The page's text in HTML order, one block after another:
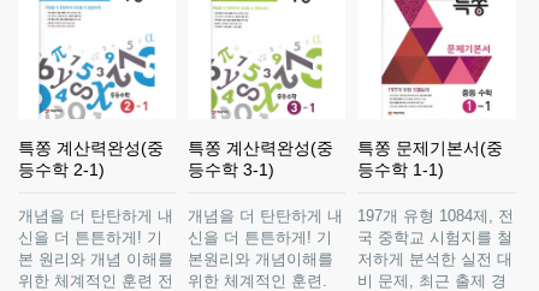
특쫑 계산력완성(중
등수학 2-1)
개념을 더 탄탄하게 내
신을 더 튼튼하게! 기
본 원리와 개념 이해를
위한 체계적인 훈련 전
특쫑 계산력완성(중
등수학 3-1)
개념을 더 탄탄하게 내
신을 더 튼튼하게! 기
본원리와 개념이해를
위한 체계적인 훈련.
특쫑 문제기본서(중
등수학 1-1)
197개 유형 1084제, 전
국 중학교 시험지를 철
저하게 분석한 실전 대
비 문제, 최근 출제 경